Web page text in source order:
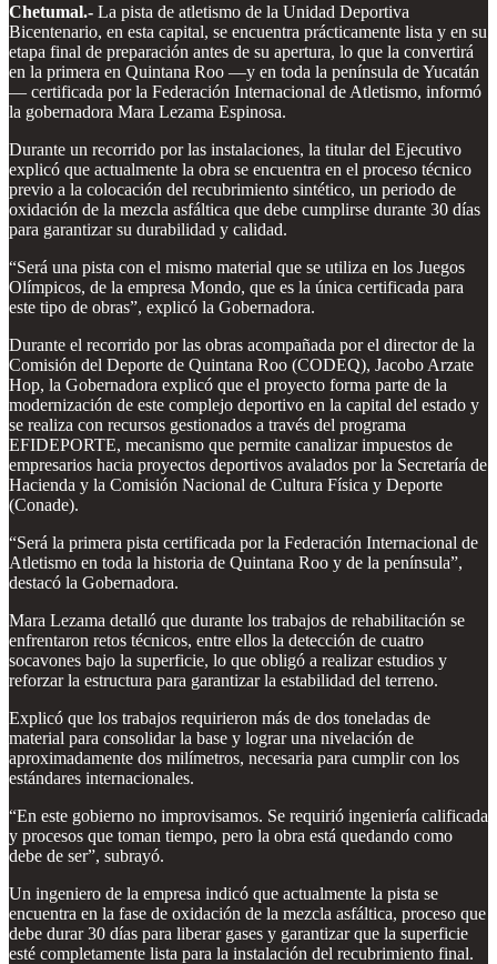
Chetumal.- La pista de atletismo de la Unidad Deportiva
Bicentenario, en esta capital, se encuentra prácticamente lista y en su
etapa final de preparación antes de su apertura, lo que la convertirá
en la primera en Quintana Roo —y en toda la península de Yucatán
— certificada por la Federación Internacional de Atletismo, informó
la gobernadora Mara Lezama Espinosa.
Durante un recorrido por las instalaciones, la titular del Ejecutivo
explicó que actualmente la obra se encuentra en el proceso técnico
previo a la colocación del recubrimiento sintético, un periodo de
oxidación de la mezcla asfáltica que debe cumplirse durante 30 días
para garantizar su durabilidad y calidad.
“Será una pista con el mismo material que se utiliza en los Juegos
Olímpicos, de la empresa Mondo, que es la única certificada para
este tipo de obras”, explicó la Gobernadora.
Durante el recorrido por las obras acompañada por el director de la
Comisión del Deporte de Quintana Roo (CODEQ), Jacobo Arzate
Hop, la Gobernadora explicó que el proyecto forma parte de la
modernización de este complejo deportivo en la capital del estado y
se realiza con recursos gestionados a través del programa
EFIDEPORTE, mecanismo que permite canalizar impuestos de
empresarios hacia proyectos deportivos avalados por la Secretaría de
Hacienda y la Comisión Nacional de Cultura Física y Deporte
(Conade).
“Será la primera pista certificada por la Federación Internacional de
Atletismo en toda la historia de Quintana Roo y de la península”,
destacó la Gobernadora.
Mara Lezama detalló que durante los trabajos de rehabilitación se
enfrentaron retos técnicos, entre ellos la detección de cuatro
socavones bajo la superficie, lo que obligó a realizar estudios y
reforzar la estructura para garantizar la estabilidad del terreno.
Explicó que los trabajos requirieron más de dos toneladas de
material para consolidar la base y lograr una nivelación de
aproximadamente dos milímetros, necesaria para cumplir con los
estándares internacionales.
“En este gobierno no improvisamos. Se requirió ingeniería calificada
y procesos que toman tiempo, pero la obra está quedando como
debe de ser”, subrayó.
Un ingeniero de la empresa indicó que actualmente la pista se
encuentra en la fase de oxidación de la mezcla asfáltica, proceso que
debe durar 30 días para liberar gases y garantizar que la superficie
esté completamente lista para la instalación del recubrimiento final.